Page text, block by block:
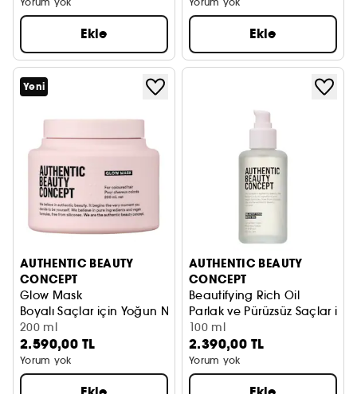
Ekle Ekle
Yeni
AUTHENTIC BEAUTY
CONCEPT
Glow Mask
Boyalı Saçlar için Yoğun Nemlendirici Maske
200 ml
2.590,00 TL
Yorum yok
AUTHENTIC BEAUTY
CONCEPT
Beautifying Rich Oil
Parlak ve Pürüzsüz Saçlar
100 ml
2.390,00 TL
Yorum yok